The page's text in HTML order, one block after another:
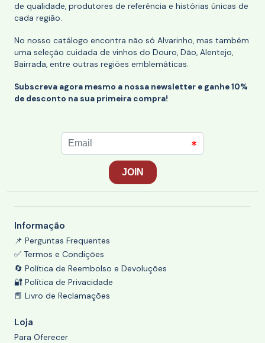
de qualidade, produtores de referência e histórias únicas de
cada região.
No nosso catálogo encontra não só Alvarinho, mas também
uma seleção cuidada de vinhos do Douro, Dão, Alentejo,
Bairrada, entre outras regiões emblemáticas.
Subscreva agora mesmo a nossa newsletter e ganhe 10%
de desconto na sua primeira compra!
Informação
📌 Perguntas Frequentes
✅ Termos e Condições
🔄 Política de Reembolso e Devoluções
🔐 Política de Privacidade
📕 Livro de Reclamações
Loja
Para Oferecer